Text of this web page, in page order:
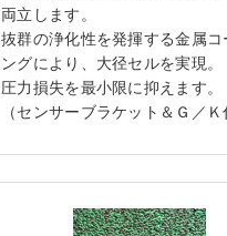
両立します。
抜群の浄化性を発揮する金属コ
ングにより、大径セルを実現。
圧力損失を最小限に抑えます。
（センサーブラケット＆Ｇ／